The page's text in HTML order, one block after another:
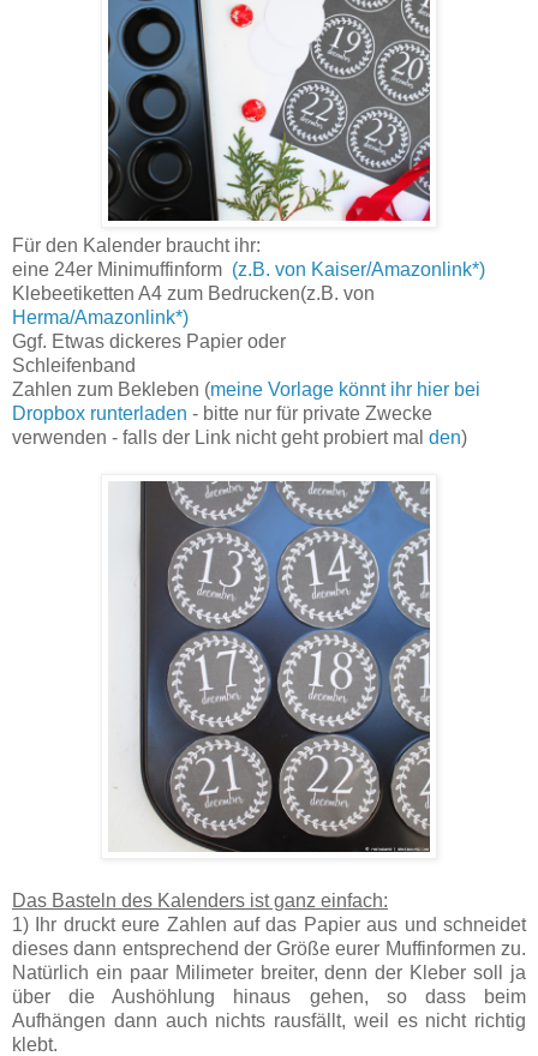
Für den Kalender braucht ihr:
eine 24er Minimuffinform (z.B. von Kaiser/Amazonlink*)
Klebeetiketten A4 zum Bedrucken(z.B. von
Herma/Amazonlink*)
Ggf. Etwas dickeres Papier oder
Schleifenband
Zahlen zum Bekleben (meine Vorlage könnt ihr hier bei
Dropbox runterladen - bitte nur für private Zwecke
verwenden - falls der Link nicht geht probiert mal den)
Das Basteln des Kalenders ist ganz einfach:
1) Ihr druckt eure Zahlen auf das Papier aus und schneidet
dieses dann entsprechend der Größe eurer Muffinformen zu.
Natürlich ein paar Milimeter breiter, denn der Kleber soll ja
über die Aushöhlung hinaus gehen, so dass beim
Aufhängen dann auch nichts rausfällt, weil es nicht richtig
klebt.